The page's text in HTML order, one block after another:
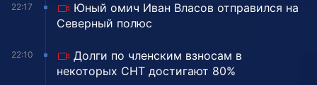
22:17
Юный омич Иван Власов отправился на
Северный полюс
22:10
Долги по членским взносам в
некоторых СНТ достигают 80%